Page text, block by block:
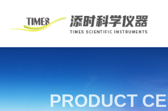
PRODUCT